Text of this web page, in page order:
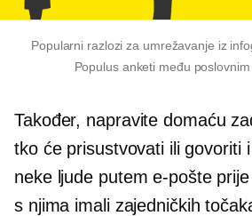
Popularni razlozi za umrežavanje iz
Populus anketi među
Također, napravite domaću
tko će prisustvovati ili govoriti
neke ljude putem e-pošte
s njima imali zajedničkih